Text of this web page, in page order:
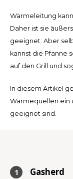
Polski
CHF
INR
THB
ECS
Wärmeleitung
Daher ist sie
geeignet. Aber
kannst die Pfanne
auf den Grill und
In diesem Artikel
Wärmequellen ein
geeignet sind.
Gasherd